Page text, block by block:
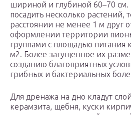
шириной и глубиной 60–70 см.
посадить несколько растений,
расстоянии не менее 1 м друг
оформлении территории
группами с площадью питания
м2. Более загущенное их
созданию благоприятных
грибных и бактериальных
Для дренажа на дно кладут
керамзита, щебня, куски